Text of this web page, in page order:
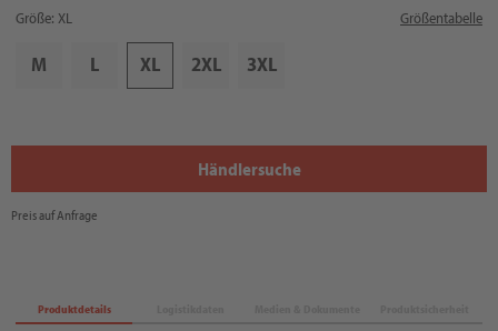
Größe: XL Größentabelle
M L XL 2XL 3XL
Händlersuche
Preis auf Anfrage
Produktdetails